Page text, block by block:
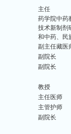
主任
药学院中药
技术新制剂
和中药、民
副主任藏医
副院长
副院长
教授
主任医师
主管护师
副院长